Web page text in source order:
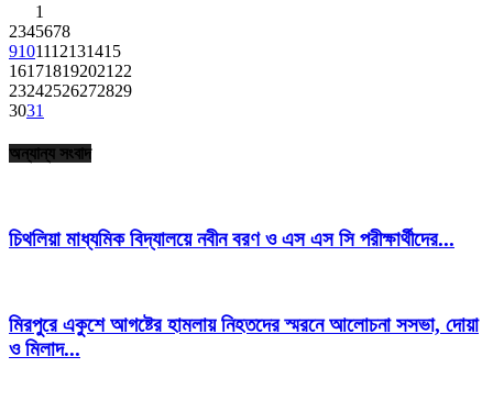
1
2345678
9101112131415
161718192021 22
23242526272829
3031
অন্যান্য সংবাদ
চিথলিয়া মাধ্যমিক বিদ্যালয়ে নবীন বরণ ও এস এস সি পরীক্ষার্থীদের...
মিরপুরে একুশে আগষ্টের হামলায় নিহতদের স্মরনে আলোচনা সসভা, দোয়া
ও মিলাদ...